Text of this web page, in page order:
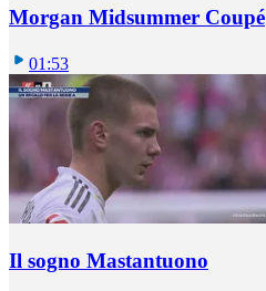
Morgan Midsummer Coupé
01:53
Il sogno Mastantuono